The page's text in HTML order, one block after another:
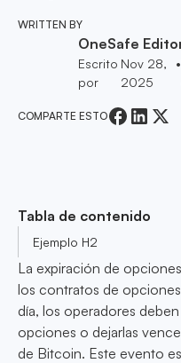
WRITTEN BY
OneSafe
Escrito
por
Nov 28,
2025
•
COMPARTE ESTO
Tabla de contenido
Ejemplo H2
La expiración de
los contratos de
día, los operadores
opciones o dejarlas
de Bitcoin. Este evento